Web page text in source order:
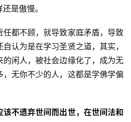
是傲慢。
都不顾，就导致家庭矛盾，导致
认为是在学习圣贤之道，其实，
闲人，被社会边缘化了，成为无
无你不少的人，这都是学佛学偏
不遗弃世间而出世，在世间法和